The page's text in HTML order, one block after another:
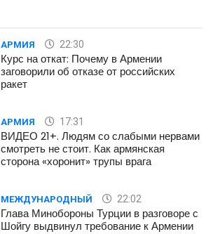
АРМИЯ 22:30
Курс на откат: Почему в Армении
заговорили об отказе от российских
ракет
АРМИЯ 17:31
ВИДЕО 21+. Людям со слабыми нервами
смотреть не стоит. Как армянская
сторона «хоронит» трупы врага
МЕЖДУНАРОДНЫЙ 22:02
Глава Минобороны Турции в разговоре с
Шойгу выдвинул требование к Армении